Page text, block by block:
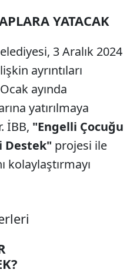
YATACAK
3 Aralık 2024
ayrıntıları
ayında
yatırılmaya
İBB, "Engelli Çocuğu
Destek" projesi ile
kolaylaştırmayı